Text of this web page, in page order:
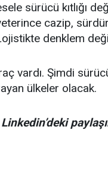
sürücü kıtlığı
cazip,
denklem
vardı. Şimdi
ülkeler olacak.